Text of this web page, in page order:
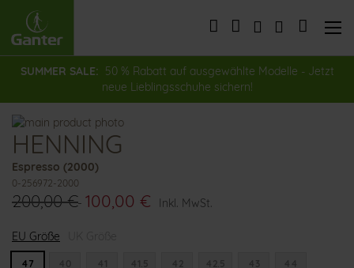
Direkt
zum
Inhalt
Mein
SUMMER SALE: 50 % Rabatt auf ausgewählte Modelle - Jetzt
neue Lieblingsschuhe sichern!
HENNING
Espresso (2000)
0-256972-2000
200,00 € 100,00 € Inkl. MwSt.
EU Größe
47
Zum
Ende
der
Bildergalerie
springen
Zum
Anfang
der
Bildergalerie
springen